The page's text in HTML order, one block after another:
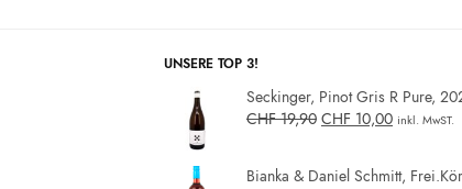
UNSERE TOP 3!
Seckinger, Pinot Gris R Pure,
CHF19,90 CHF 10,00 inkl. MwST.
Bianka & Daniel Schmitt,